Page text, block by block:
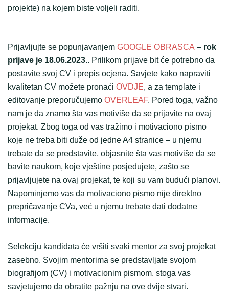
projekte) na kojem biste voljeli raditi.
Prijavljujte se popunjavanjem GOOGLE OBRASCA – rok
prijave je 18.06.2023.. Prilikom prijave bit će potrebno da
postavite svoj CV i prepis ocjena. Savjete kako napraviti
kvalitetan CV možete pronaći OVDJE, a za template i
editovanje preporučujemo OVERLEAF. Pored toga, važno
nam je da znamo šta vas motiviše da se prijavite na ovaj
projekat. Zbog toga od vas tražimo i motivaciono pismo
koje ne treba biti duže od jedne A4 stranice – u njemu
trebate da se predstavite, objasnite šta vas motiviše da se
bavite naukom, koje vještine posjedujete, zašto se
prijavljujete na ovaj projekat, te koji su vam budući planovi.
Napominjemo vas da motivaciono pismo nije direktno
prepričavanje CVa, već u njemu trebate dati dodatne
informacije.
Selekciju kandidata će vršiti svaki mentor za svoj projekat
zasebno. Svojim mentorima se predstavljate svojom
biografijom (CV) i motivacionim pismom, stoga vas
savjetujemo da obratite pažnju na ove dvije stvari.